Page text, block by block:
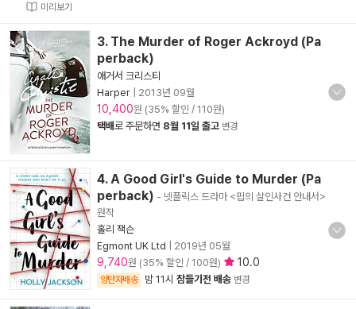
미리보기
3. The Murder of Roger Ackroyd (Pa
perback)
애거서 크리스티
Harper
2013년 09월
10,400원 (35% 할인 / 110원)
택배로 주문하면 8월 11일 출고 변경
4. A Good Girl's Guide to Murder (Pa
perback) - 넷플릭스 드라마 <핍의 살인사건 안내서>
원작
홀리 잭슨
Egmont UK Ltd
2019년 05월
9,740원 (35% 할인 / 100원) 10.0
양탄자배송 밤 11시 잠들기전 배송 변경